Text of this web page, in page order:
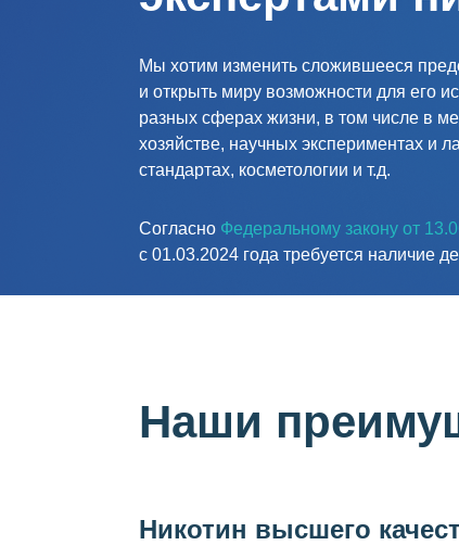
Согласно Федеральному закону от
с 01.03.2024 года требуется наличие
Мы хотим изменить сложившееся
и открыть миру возможности для его
разных сферах жизни, в том числе в
хозяйстве, научных экспериментах и
стандартах, косметологии и т.д.
Наши
Никотин высшего